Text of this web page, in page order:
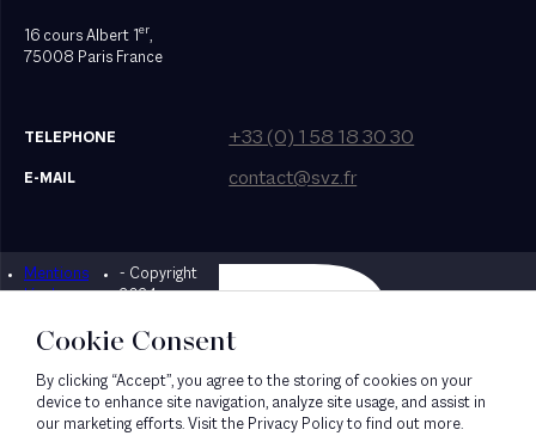
16 cours Albert 1er,
75008 Paris France
TELEPHONE +33 (0) 1 58 18 30 30
E-MAIL contact@svz.fr
Mentions
légales
- Copyright
2024
Designed by Bonhomme
Cookie Consent
By clicking “Accept”, you agree to the storing of cookies on your
device to enhance site navigation, analyze site usage, and assist in
our marketing efforts. Visit the Privacy Policy to find out more.